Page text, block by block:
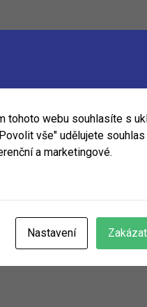
tohoto webu souhlasíte s
vše" udělujete
a marketingové.
Nastavení